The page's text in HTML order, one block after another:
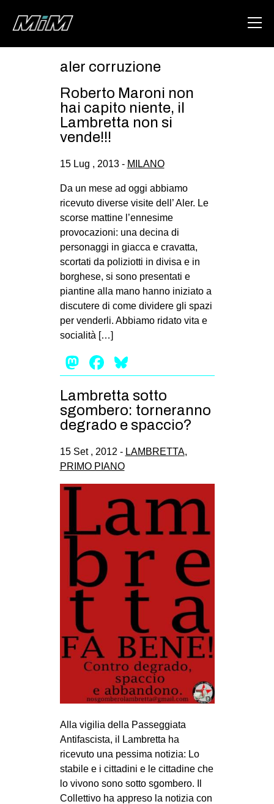
ABOUT
CSOA LAMBRETTA
MSM
STUDENTI TSUNAMI
ZAM
MILANO
MOBILITAZIONI
SPAZI
MOVIMENTI
AMBIENTE
ANTIFASCISMO
DIRITTO ALL’ABITARE
GENERI
MIGRAZIONI
REPRESSIONE
STUDENTI
CULTURE
ARTE
CINEMA
MANIFESTI
MUSICA
RECENSIONI
INTERNAZIONALE
ESTREMO ORIENTE
EUROPA
MEDIO ORIENTE
aler corruzione
Roberto Maroni non
hai capito niente, il
Lambretta non si
vende!!!
15 Lug , 2013 - MILANO
Da un mese ad oggi abbiamo
ricevuto diverse visite dell’ Aler. Le
scorse mattine l’ennesime
provocazioni: una decina di
personaggi in giacca e cravatta,
scortati da poliziotti in divisa e in
borghese, si sono presentati e
piantine alla mano hanno iniziato a
discutere di come dividere gli spazi
per venderli. Abbiamo ridato vita e
socialità […]
Mastodon
Facebook
Lambretta sotto
sgombero: torneranno
degrado e spaccio?
15 Set , 2012 - LAMBRETTA,
PRIMO PIANO
Alla vigilia della Passeggiata
Antifascista, il Lambretta ha
ricevuto una pessima notizia: Lo
stabile e i cittadini e le cittadine che
lo vivono sono sotto sgombero. Il
Collettivo ha appreso la notizia con